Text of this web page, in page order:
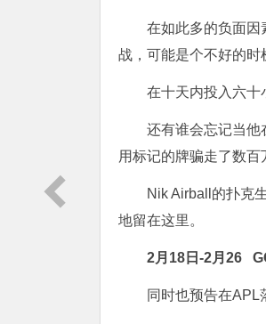
在如此多的负面因
战，可能是个不好的时
在十天内投入六十
还有谁会忘记当他
用标记的牌骗走了数百
Nik Airball的扑克
地留在这里。
2月18日-2月26
同时也预告在APL